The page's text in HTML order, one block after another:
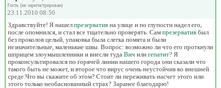
Гость (не зарегистрирован)
23.11.2010 08:50
Здравствуйте! Я нашел презерватив на улице и по глупости надел его,
после опомнился, и стал все тщательно проверять. Сам презерватив был
без проколов целый, упаковка была слегка помята и были
незначительные, маленькие швы. Вопрос: возможно ли что его проткнули
шприцем злоумышленники и внесли туда Вич или гепатит? Я
проконсультировался по горячей линии нашего города они сказали что
такого быть не может, и второе что вирус очень неустойчив во внешней
среде.Что вы скажите об этом? Стоит ли переживать насчет этого или
этого только необаснованный страх? Заранее благодарю!